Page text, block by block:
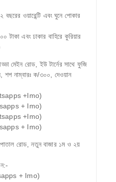
বছরের ওয়ারেন্টি এবং ঘুনে পোকার
টাকা এবং ঢাকার বাহিরে কুরিয়ার
মেইন রোড, ইউ টার্নের সাথে ফুজি
শপ নাম্বারঃ ক/৩০০, দেওয়ান
+Imo)
+ Imo)
+Imo)
+ Imo)
রোড, নতুন বাজার ১ম ও ২য়
+ Imo)